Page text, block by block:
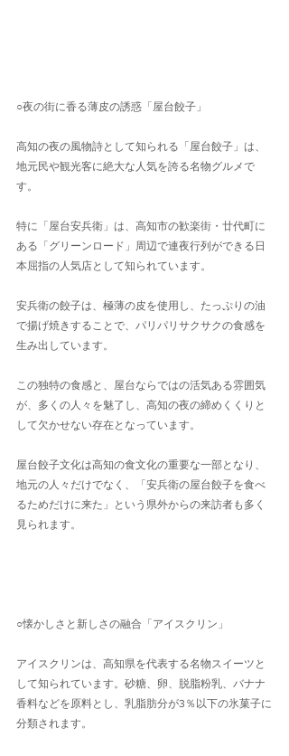
○夜の街に香る薄皮の誘惑「屋台餃子」
高知の夜の風物詩として知られる「屋台餃子」は、
地元民や観光客に絶大な人気を誇る名物グルメで
す。
特に「屋台安兵衛」は、高知市の歓楽街・廿代町に
ある「グリーンロード」周辺で連夜行列ができる日
本屈指の人気店として知られています。
安兵衛の餃子は、極薄の皮を使用し、たっぷりの油
で揚げ焼きすることで、パリパリサクサクの食感を
生み出しています。
この独特の食感と、屋台ならではの活気ある雰囲気
が、多くの人々を魅了し、高知の夜の締めくくりと
して欠かせない存在となっています。
屋台餃子文化は高知の食文化の重要な一部となり、
地元の人々だけでなく、「安兵衛の屋台餃子を食べ
るためだけに来た」という県外からの来訪者も多く
見られます。
○懐かしさと新しさの融合「アイスクリン」
アイスクリンは、高知県を代表する名物スイーツと
して知られています。砂糖、卵、脱脂粉乳、バナナ
香料などを原料とし、乳脂肪分が3％以下の氷菓子に
分類されます。